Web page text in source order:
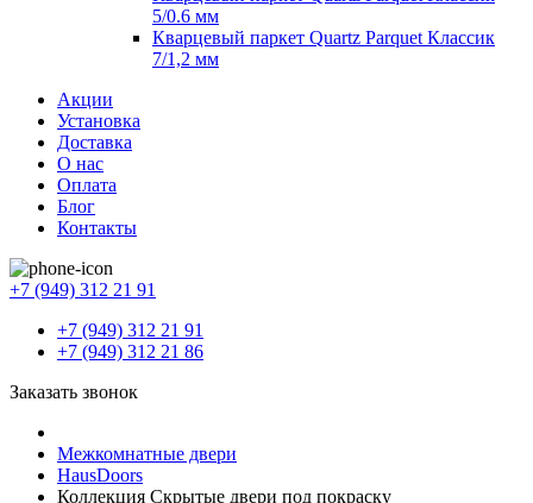
5/0.6 мм
Кварцевый паркет Quartz Parquet Классик
7/1,2 мм
Акции
Установка
Доставка
О нас
Оплата
Блог
Контакты
+7 (949) 312 21 91
+7 (949) 312 21 91
+7 (949) 312 21 86
Заказать звонок
Межкомнатные двери
HausDoors
Коллекция Скрытые двери под покраску